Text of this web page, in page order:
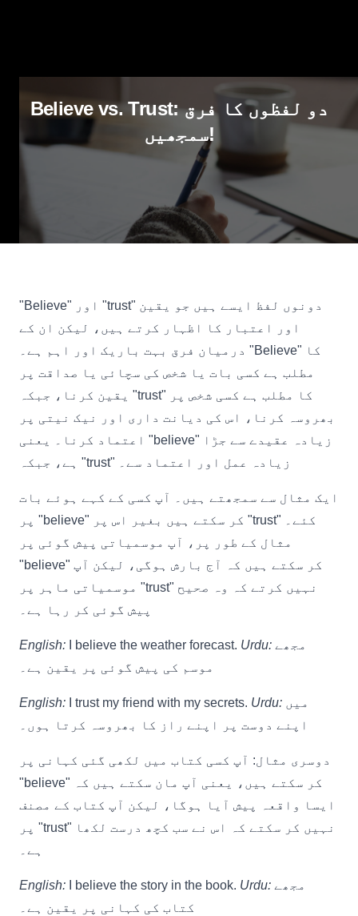
Believe vs. Trust: دو لفظوں کا فرق
سمجھیں!
"Believe" اور "trust" دونوں لفظ ایسے ہیں جو یقین
اور اعتبار کا اظہار کرتے ہیں، لیکن ان کے
درمیان فرق بہت باریک اور اہم ہے۔ "Believe" کا
مطلب ہے کسی بات یا شخص کی سچائی یا صداقت پر
یقین کرنا، جبکہ "trust" کا مطلب ہے کسی شخص پر
بھروسہ کرنا، اس کی دیانت داری اور نیک نیتی پر
اعتماد کرنا۔ یعنی "believe" زیادہ عقیدے سے جڑا
ہے، جبکہ "trust" زیادہ عمل اور اعتماد سے۔
ایک مثال سے سمجھتے ہیں۔ آپ کسی کے کہے ہوئے بات
پر "believe" کر سکتے ہیں بغیر اس پر "trust" کئے۔
مثال کے طور پر، آپ موسمیاتی پیش گوئی پر
"believe" کر سکتے ہیں کہ آج بارش ہوگی، لیکن آپ
موسمیاتی ماہر پر "trust" نہیں کرتے کہ وہ صحیح
پیش گوئی کر رہا ہے۔
English: I believe the weather forecast. Urdu:
موسم کی پیش گوئی پر یقین ہے۔
English: I trust my friend with my secrets. Urdu:
اپنے دوست پر اپنے راز کا بھروسہ کرتا ہوں۔
دوسری مثال: آپ کسی کتاب میں لکھی گئی کہانی پر
"believe" کر سکتے ہیں، یعنی آپ مان سکتے ہیں کہ
ایسا واقعہ پیش آیا ہوگا، لیکن آپ کتاب کے مصنف
پر "trust" نہیں کر سکتے کہ اس نے سب کچھ درست لکھا
ہے۔
English: I believe the story in the book. Urdu:
کتاب کی کہانی پر یقین ہے۔